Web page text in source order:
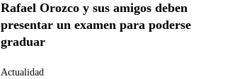
Rafael Orozco y sus amigos deben
presentar un examen para poderse
graduar
Actualidad